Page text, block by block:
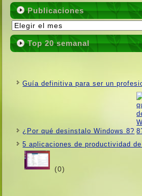
Publicaciones
Publicaciones
Top 20 semanal
Guí­a definitiva para ser un
¿Por qué desinstalo Windows 8?
5 aplicaciones de productividad
(0)